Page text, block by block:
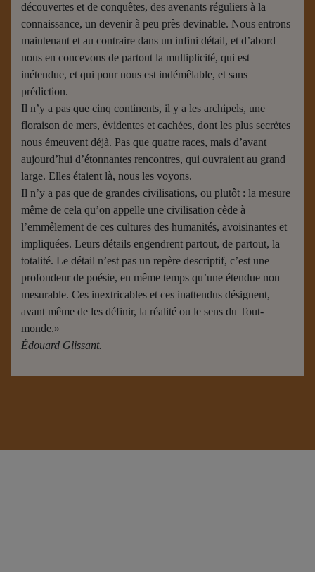
découvertes et de conquêtes, des avenants réguliers à la
connaissance, un devenir à peu près devinable. Nous entrons
maintenant et au contraire dans un infini détail, et d’abord
nous en concevons de partout la multiplicité, qui est
inétendue, et qui pour nous est indémêlable, et sans
prédiction.
Il n’y a pas que cinq continents, il y a les archipels, une
floraison de mers, évidentes et cachées, dont les plus secrètes
nous émeuvent déjà. Pas que quatre races, mais d’avant
aujourd’hui d’étonnantes rencontres, qui ouvraient au grand
large. Elles étaient là, nous les voyons.
Il n’y a pas que de grandes civilisations, ou plutôt : la mesure
même de cela qu’on appelle une civilisation cède à
l’emmêlement de ces cultures des humanités, avoisinantes et
impliquées. Leurs détails engendrent partout, de partout, la
totalité. Le détail n’est pas un repère descriptif, c’est une
profondeur de poésie, en même temps qu’une étendue non
mesurable. Ces inextricables et ces inattendus désignent,
avant même de les définir, la réalité ou le sens du Tout-
monde.»
Édouard Glissant.